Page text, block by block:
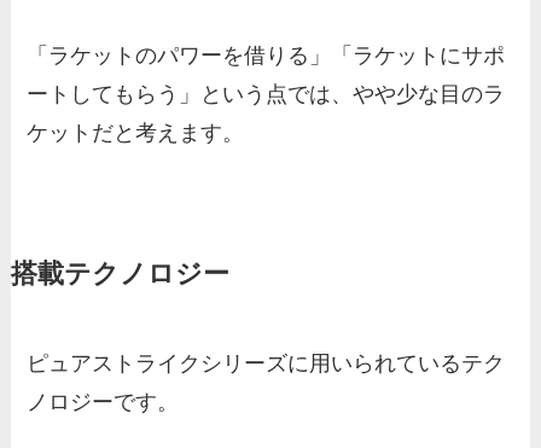
「ラケットのパワーを借りる」「ラケットにサポ
ートしてもらう」という点では、やや少な目のラ
ケットだと考えます。
搭載テクノロジー
ピュアストライクシリーズに用いられているテク
ノロジーです。